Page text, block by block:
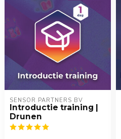
SENSOR PARTNERS BV
Introductie training |
Drunen